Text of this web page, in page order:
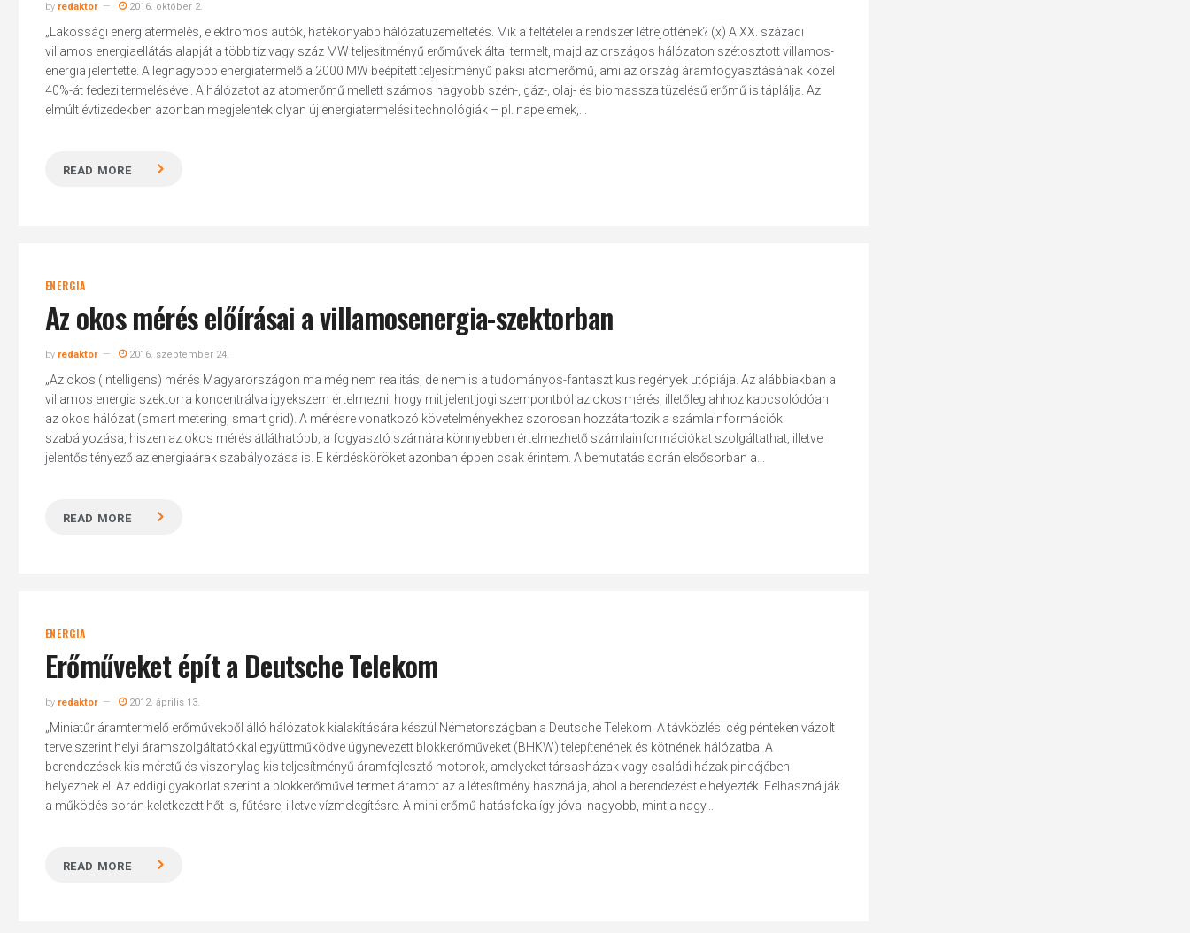
by redaktor 2016. október 2.
„Lakossági energiatermelés, elektromos autók, hatékonyabb hálózatüzemeltetés. Mik a feltételei a rendszer létrejöttének? (x) A XX. századi
villamos energiaellátás alapját a több tíz vagy száz MW teljesítményű erőművek által termelt, majd az országos hálózaton szétosztott villamos-
energia jelentette. A legnagyobb energiatermelő a 2000 MW beépített teljesítményű paksi atomerőmű, ami az ország áramfogyasztásának közel
40%-át fedezi termelésével. A hálózatot az atomerőmű mellett számos nagyobb szén-, gáz-, olaj- és biomassza tüzelésű erőmű is táplálja. Az
elmúlt évtizedekben azonban megjelentek olyan új energiatermelési technológiák – pl. napelemek,...
READ MORE
ENERGIA
Az okos mérés előírásai a villamosenergia-szektorban
by redaktor 2016. szeptember 24.
„Az okos (intelligens) mérés Magyarországon ma még nem realitás, de nem is a tudományos-fantasztikus regények utópiája. Az alábbiakban a
villamos energia szektorra koncentrálva igyekszem értelmezni, hogy mit jelent jogi szempontból az okos mérés, illetőleg ahhoz kapcsolódóan
az okos hálózat (smart metering, smart grid). A mérésre vonatkozó követelményekhez szorosan hozzátartozik a számlainformációk
szabályozása, hiszen az okos mérés átláthatóbb, a fogyasztó számára könnyebben értelmezhető számlainformációkat szolgáltathat, illetve
jelentős tényező az energiaárak szabályozása is. E kérdésköröket azonban éppen csak érintem. A bemutatás során elsősorban a...
READ MORE
ENERGIA
Erőműveket épít a Deutsche Telekom
by redaktor 2012. április 13.
„Miniatűr áramtermelő erőművekből álló hálózatok kialakítására készül Németországban a Deutsche Telekom. A távközlési cég pénteken vázolt
terve szerint helyi áramszolgáltatókkal együttműködve úgynevezett blokkerőműveket (BHKW) telepítenének és kötnének hálózatba. A
berendezések kis méretű és viszonylag kis teljesítményű áramfejlesztő motorok, amelyeket társasházak vagy családi házak pincéjében
helyeznek el. Az eddigi gyakorlat szerint a blokkerőművel termelt áramot az a létesítmény használja, ahol a berendezést elhelyezték. Felhasználják
a működés során keletkezett hőt is, fűtésre, illetve vízmelegítésre. A mini erőmű hatásfoka így jóval nagyobb, mint a nagy...
READ MORE